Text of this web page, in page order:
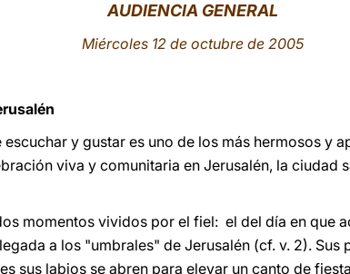
AUDIENCIA GENERAL
Miércoles 12 de octubre de 2005
y gustar es uno de los más hermosos y
viva y comunitaria en Jerusalén, la ciudad
momentos vividos por el fiel: el del día en que
a los "umbrales" de Jerusalén (cf. v. 2). Sus
sus labios se abren para elevar un canto de